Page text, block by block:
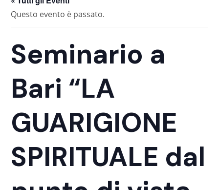
Questo evento è passato.
Seminario a
Bari “LA
GUARIGIONE
SPIRITUALE dal